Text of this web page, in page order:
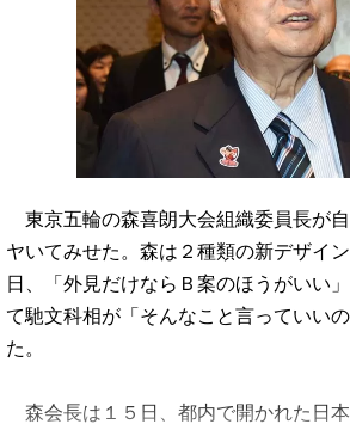
東京五輪の森喜朗大会組織委員長が
ヤいてみせた。森は２種類の新デザイ
日、「外見だけならＢ案のほうがいい
て馳文科相が「そんなこと言っていい
た。
森会長は１５日、都内で開かれた日